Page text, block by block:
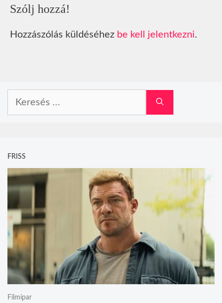
Szólj hozzá!
Hozzászólás küldéséhez be kell jelentkezni.
FRISS
Filmipar